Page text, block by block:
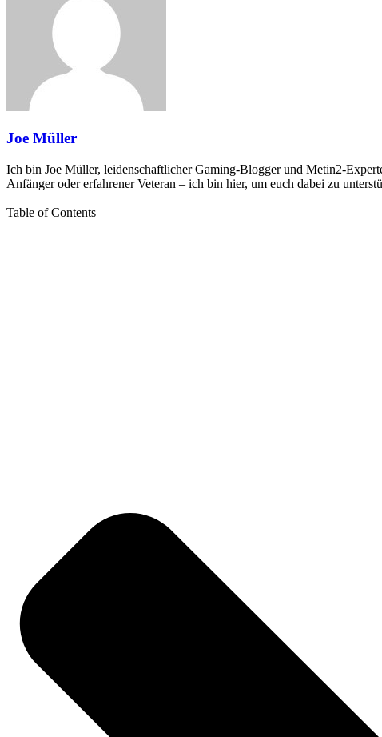
Joe Müller
Ich bin Joe Müller, leidenschaftlicher Gaming-Blogger und Metin2-
Anfänger oder erfahrener Veteran – ich bin hier, um euch dabei zu
Table of Contents